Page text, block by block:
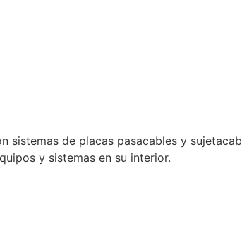
sistemas de placas pasacables y
y sistemas en su interior.